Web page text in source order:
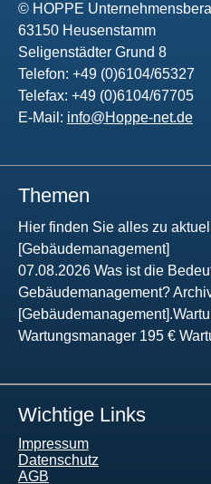
© HOPPE
63150 Heusenstamm
Seligenstädter Grund 8
Telefon: +49 (0)6104/65327
Telefax: +49 (0)6104/67705
E-Mail: info@Hoppe-net.de
Themen
Hier finden Sie alles zu
[Gebäudemanagement]
07.08.2026 Was ist die
Gebäudemanagement?
Wartungsmanager 195 €
Wichtige Links
Impressum
Datenschutz
AGB